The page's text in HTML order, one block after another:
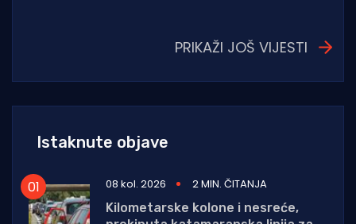
PRIKAŽI JOŠ VIJESTI
Istaknute objave
08 kol. 2026
2 MIN. ČITANJA
Kilometarske kolone i nesreće,